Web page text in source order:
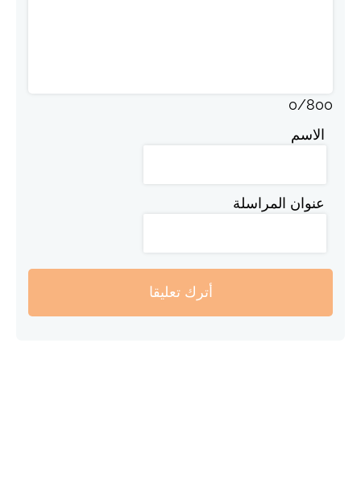
0/800
الاسم
عنوان المراسلة
أترك تعليقا